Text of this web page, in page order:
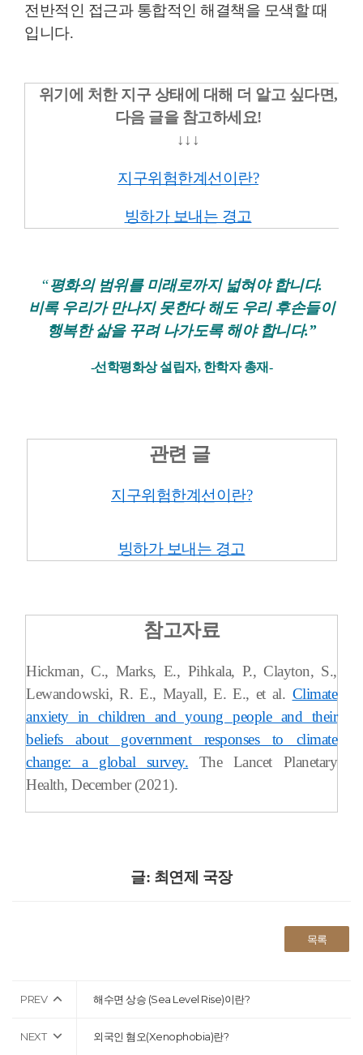
전반적인 접근과 통합적인 해결책을 모색할 때
입니다.
위기에 처한 지구 상태에 대해 더 알고 싶다면,
다음 글을 참고하세요!
↓↓ ↓
지구위험한계선이란?
빙하가 보내는 경고
“평화의 범위를 미래로까지 넓혀야 합니다.
비록 우리가 만나지 못한다 해도 우리 후손들이
행복한 삶을 꾸려 나가도록 해야 합니다.”
-선학평화상 설립자, 한학자 총재-
관련 글
지구위험한계선이란?
빙하가 보내는 경고
참고자료
Hickman, C., Marks, E., Pihkala, P., Clayton, S.,
Lewandowski, R. E., Mayall, E. E., et al. Climate
anxiety in children and young people and their
beliefs about government responses to climate
change: a global survey. The Lancet Planetary
Health, December (2021).
글: 최연제 국장
목록
PREV 해수면 상승 (Sea Level Rise)이란?
NEXT 외국인 혐오(Xenophobia)란?